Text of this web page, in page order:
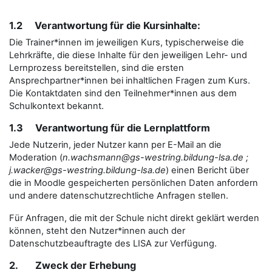
1.2 Verantwortung für die Kursinhalte:
Die Trainer*innen im jeweiligen Kurs, typischerweise die
Lehrkräfte, die diese Inhalte für den jeweiligen Lehr- und
Lernprozess bereitstellen, sind die ersten
Ansprechpartner*innen bei inhaltlichen Fragen zum Kurs.
Die Kontaktdaten sind den Teilnehmer*innen aus dem
Schulkontext bekannt.
1.3 Verantwortung für die Lernplattform
Jede Nutzerin, jeder Nutzer kann per E-Mail an die
Moderation (n.wachsmann@gs-westring.bildung-lsa.de ;
j.wacker@gs-westring.bildung-lsa.de) einen Bericht über
die in Moodle gespeicherten persönlichen Daten anfordern
und andere datenschutzrechtliche Anfragen stellen.
Für Anfragen, die mit der Schule nicht direkt geklärt werden
können, steht den Nutzer*innen auch der
Datenschutzbeauftragte des LISA zur Verfügung.
2. Zweck der Erhebung